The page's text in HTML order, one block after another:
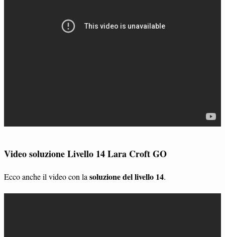
Video soluzione Livello 14 Lara Croft GO
Ecco anche il video con lasoluzione del livello 14.